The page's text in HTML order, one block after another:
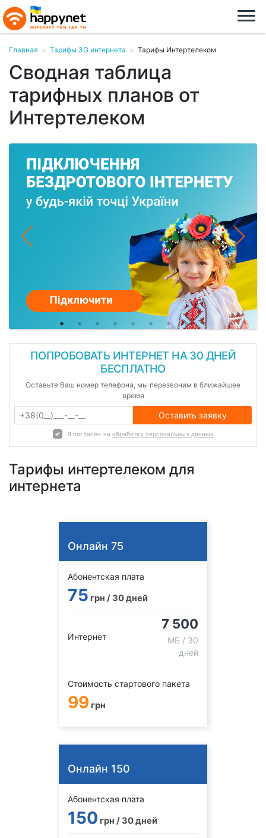
Главная > Тарифы 3G интернета > Тарифы Интертелеком
Сводная таблица
тарифных планов от
Интертелеком
ПОПРОБОВАТЬ ИНТЕРНЕТ НА 30 ДНЕЙ
БЕСПЛАТНО
Оставьте Ваш номер телефона, мы перезвоним в ближайшее
время
Оставить заявку
Я согласен на обработку персональных данных
Тарифы интертелеком для
интернета
Онлайн 75
Абонентская плата
75 грн / 30 дней
Интернет
7 500
МБ / 30
дней
Стоимость стартового пакета
99 грн
Онлайн 150
Абонентская плата
150 грн / 30 дней